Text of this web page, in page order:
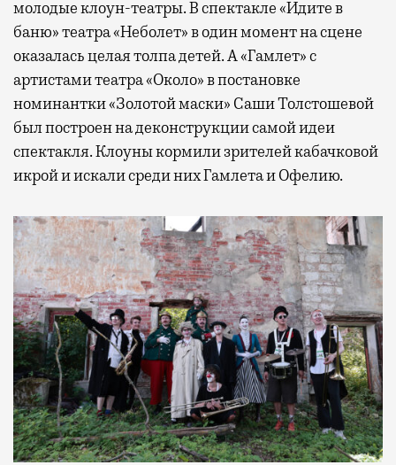
молодые клоун-театры. В спектакле «Идите в
баню» театра «Неболет» в один момент на сцене
оказалась целая толпа детей. А «Гамлет» с
артистами театра «Около» в постановке
номинантки «Золотой маски» Саши Толстошевой
был построен на деконструкции самой идеи
спектакля. Клоуны кормили зрителей кабачковой
икрой и искали среди них Гамлета и Офелию.